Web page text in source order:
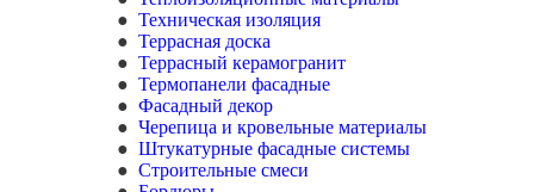
Техническая изоляция
Террасная доска
Террасный керамогранит
Термопанели фасадные
Фасадный декор
Черепица и кровельные материалы
Штукатурные фасадные системы
Строительные смеси